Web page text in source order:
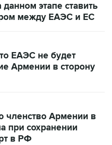
этапе ставить
между ЕАЭС и ЕС
ЕАЭС не будет
Армении в сторону
членство Армении в
при сохранении
в РФ